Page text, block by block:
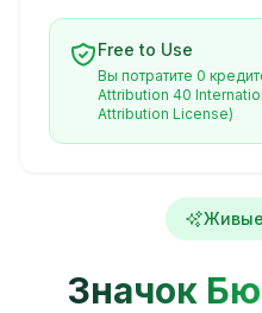
Free to Use
Вы потратите 0
Attribution 40
Attribution License)
Значок